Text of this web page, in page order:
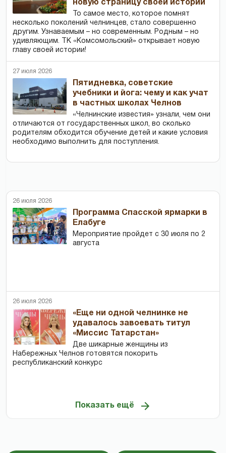
новую страницу своей истории
То самое место, которое помнят
несколько поколений челнинцев, стало совершенно
другим. Узнаваемым – но современным. Родным – но
удивляющим. ТК «Комсомольский» открывает новую
главу своей истории!
27 июля 2026
Пятидневка, советские
учебники и йога: чему и как учат
в частных школах Челнов
«Челнинские известия» узнали, чем они
отличаются от государственных школ, во сколько
родителям обходится обучение детей и какие условия
необходимо выполнить для поступления.
26 июля 2026
Программа Спасской ярмарки в
Елабуге
Мероприятие пройдет с 30 июля по 2
августа
26 июля 2026
«Еще ни одной челнинке не
удавалось завоевать титул
«Миссис Татарстан»
Две шикарные женщины из
Набережных Челнов готовятся покорить
республиканский конкурс
Показать ещё